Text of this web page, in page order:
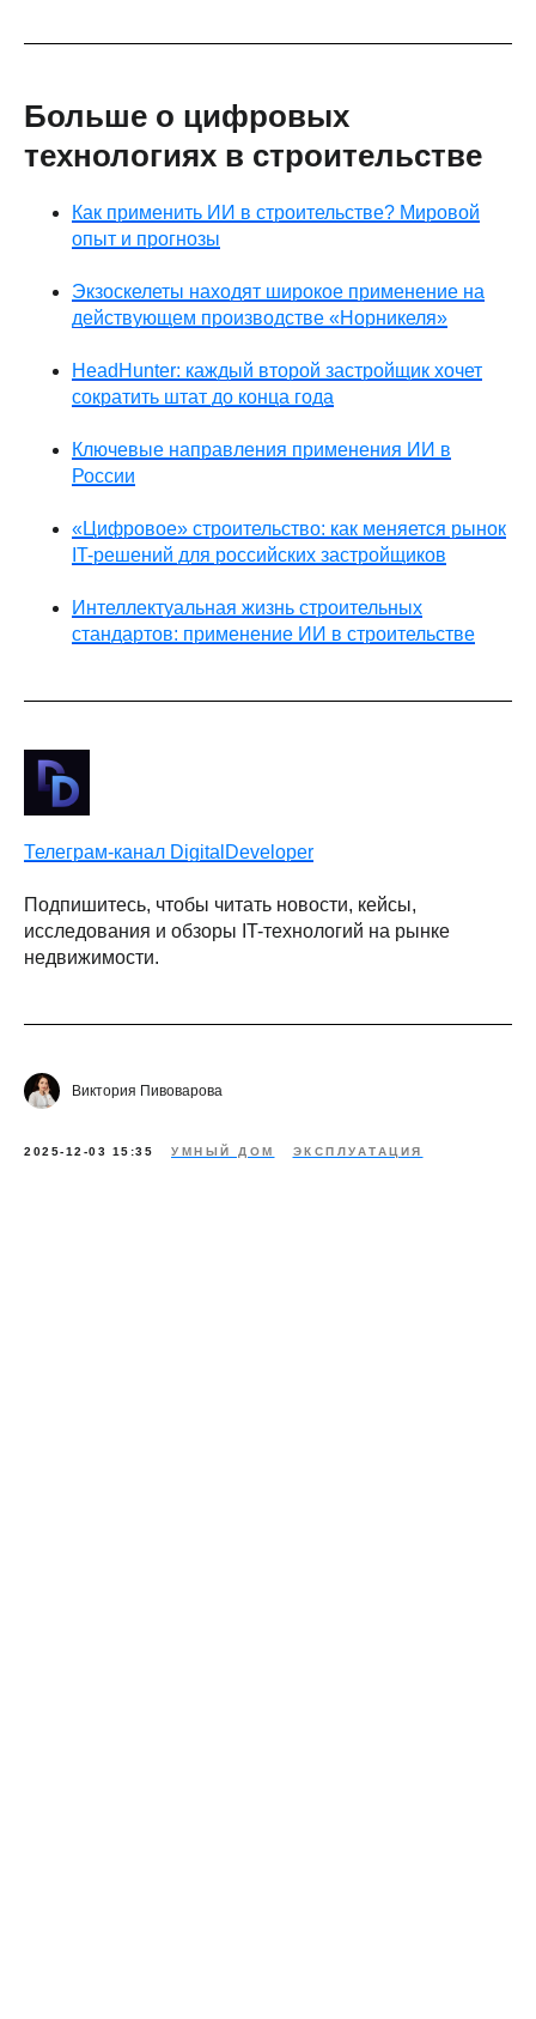
Больше о цифровых
технологиях в строительстве
Как применить ИИ в строительстве? Мировой
опыт и прогнозы
Экзоскелеты находят широкое применение на
действующем производстве «Норникеля»
HeadHunter: каждый второй застройщик хочет
сократить штат до конца года
Ключевые направления применения ИИ в
России
«Цифровое» строительство: как меняется рынок
IT-решений для российских застройщиков
Интеллектуальная жизнь строительных
стандартов: применение ИИ в строительстве
Телеграм-канал DigitalDeveloper
Подпишитесь, чтобы читать новости, кейсы,
исследования и обзоры IT-технологий на рынке
недвижимости.
Виктория Пивоварова
2025-12-03 15:35 УМНЫЙ ДОМ ЭКСПЛУАТАЦИЯ